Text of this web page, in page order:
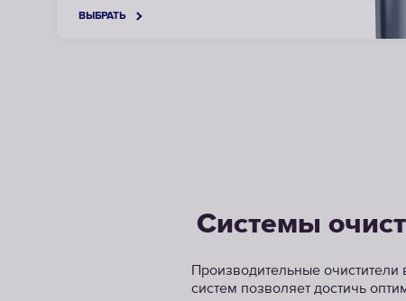
ВЫБРАТЬ
Системы
Производительные
систем позволяет достичь